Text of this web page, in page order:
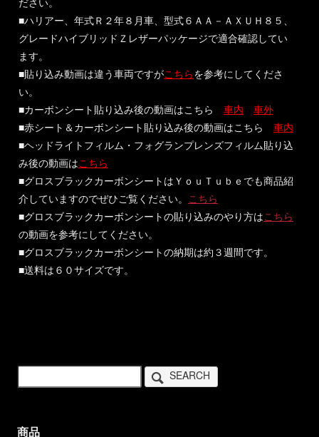
ださい。
■ハリアー、年式Ｒ２年８月車、型式６ＡＡ－ＡＸＵＨ８５、
グレードハイブリッドＺレザーパッケージで適合確認してい
ます。
■貼り込み動画は違う車両ですがこちらを参考にしてくださ
い。
■カーボンシート貼り込み後の動画はこちら車内
車外
■赤シート＆カーボンシート貼り込み後の動画はこちら車内
■ヘッドライトフィルム・フォグランプレンズフィルム貼り込
み後の動画はこちら
■グロスブラックカーボンシートはＹｏｕＴｕｂｅでも商品紹
介していますのでぜひご覧ください。 こちら
■グロスブラックカーボンシートの貼り込みのやり方はこちら
の動画を参考にしてください。
■グロスブラックカーボンシートの納期は約３週間です。
■送料は６０サイズです。
SEARCH
商品